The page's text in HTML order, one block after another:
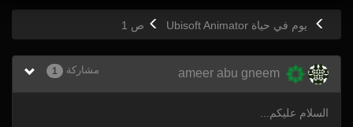
يوم في حياة Ubisoft Animator ص
ameer abu gneem مشاركة 1
السلام عليكم...